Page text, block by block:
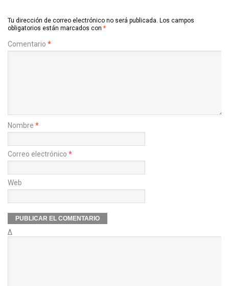
Tu dirección de correo electrónico no será publicada. Los campos
obligatorios están marcados con *
Comentario *
Nombre *
Correo electrónico *
Web
Δ